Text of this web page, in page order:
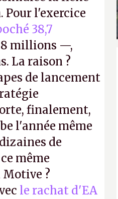
Pour l'exercice
38,7
8 millions —,
La raison ?
de lancement
finalement,
l'année même
de
même
Motive ?
le rachat d'EA